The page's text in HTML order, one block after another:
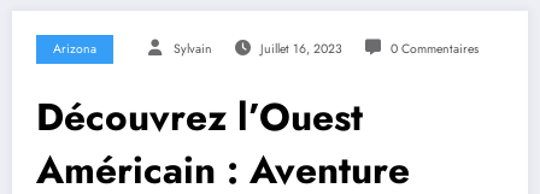
Arizona Sylvain Juillet 16, 2023 0 Commentaires
Découvrez l’Ouest
Américain : Aventure